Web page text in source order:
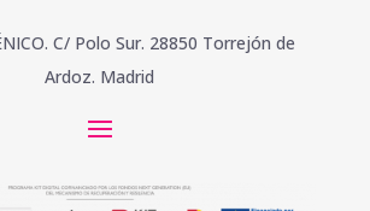
C/ Polo Sur. 28850 Torrejón de
Ardoz. Madrid